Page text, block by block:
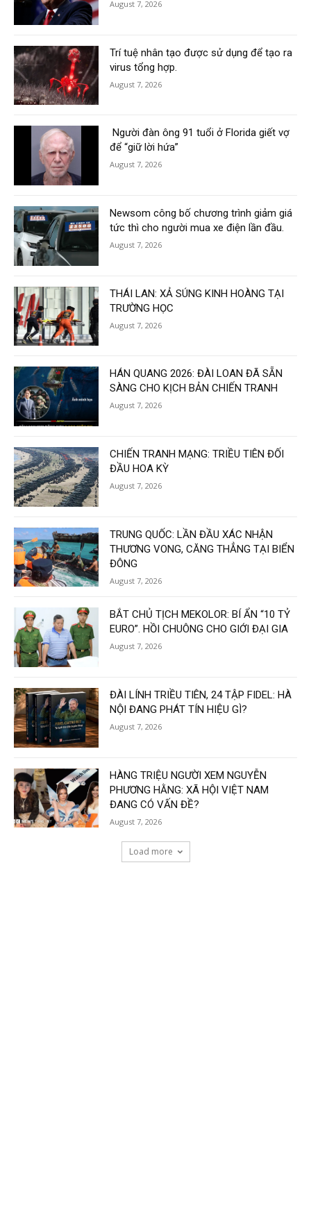
August 7, 2026
Trí tuệ nhân tạo được sử dụng để tạo ra
virus tổng hợp.
August 7, 2026
Người đàn ông 91 tuổi ở Florida giết vợ
để “giữ lời hứa”
August 7, 2026
Newsom công bố chương trình giảm giá
tức thì cho người mua xe điện lần đầu.
August 7, 2026
THÁI LAN: XẢ SÚNG KINH HOÀNG TẠI
TRƯỜNG HỌC
August 7, 2026
HÁN QUANG 2026: ĐÀI LOAN ĐÃ SẴN
SÀNG CHO KỊCH BẢN CHIẾN TRANH
August 7, 2026
CHIẾN TRANH MẠNG: TRIỀU TIÊN ĐỐI
ĐẦU HOA KỲ
August 7, 2026
TRUNG QUỐC: LẦN ĐẦU XÁC NHẬN
THƯƠNG VONG, CĂNG THẲNG TẠI BIỂN
ĐÔNG
August 7, 2026
BẮT CHỦ TỊCH MEKOLOR: BÍ ẨN “10 TỶ
EURO”. HỒI CHUÔNG CHO GIỚI ĐẠI GIA
August 7, 2026
ĐÀI LÍNH TRIỀU TIÊN, 24 TẬP FIDEL: HÀ
NỘI ĐANG PHÁT TÍN HIỆU GÌ?
August 7, 2026
HÀNG TRIỆU NGƯỜI XEM NGUYỄN
PHƯƠNG HẰNG: XÃ HỘI VIỆT NAM
ĐANG CÓ VẤN ĐỀ?
August 7, 2026
Load more